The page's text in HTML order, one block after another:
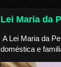
Lei Maria da
A Lei Maria da
doméstica e